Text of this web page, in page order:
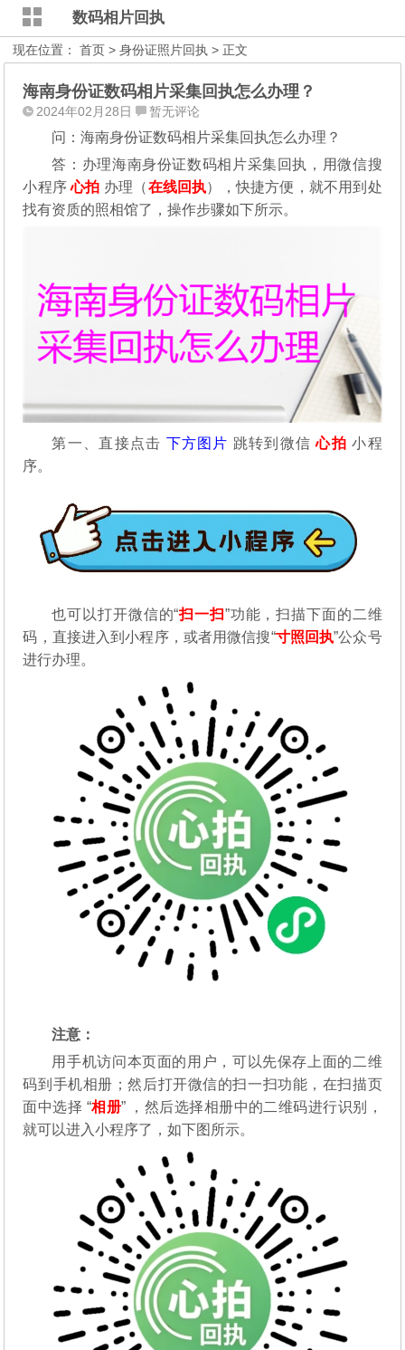
数码相片回执
现在位置：首页 >身份证照片回执 > 正文
海南身份证数码相片采集回执怎么办理？
2024年02月28日 暂无评论
问：海南身份证数码相片采集回执怎么办理？
答：办理海南身份证数码相片采集回执，用微信搜
小程序心拍 办理（在线回执），快捷方便，就不用到处
找有资质的照相馆了，操作步骤如下所示。
第一、直接点击 下方图片 跳转到微信心拍小程
序。
也可以打开微信的“扫一扫”功能，扫描下面的二维
码，直接进入到小程序，或者用微信搜“寸照回执”公众号
进行办理。
注意：
用手机访问本页面的用户，可以先保存上面的二维
码到手机相册；然后打开微信的扫一扫功能，在扫描页
面中选择 “相册” ，然后选择相册中的二维码进行识别，
就可以进入小程序了，如下图所示。